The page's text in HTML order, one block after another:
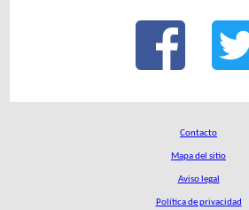
Contacto
Mapa del sitio
Aviso legal
Política de privacidad